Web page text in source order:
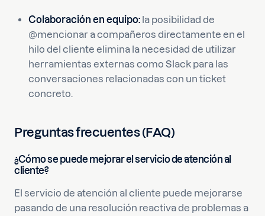
Colaboración en equipo: la posibilidad de
@mencionar a compañeros directamente en el
hilo del cliente elimina la necesidad de utilizar
herramientas externas como Slack para las
conversaciones relacionadas con un ticket
concreto.
Preguntas frecuentes (FAQ)
¿Cómo se puede mejorar el servicio de atención al
cliente?
El servicio de atención al cliente puede mejorarse
pasando de una resolución reactiva de problemas a